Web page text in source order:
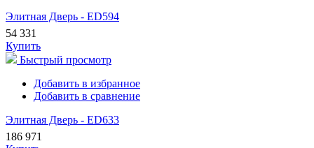
Элитная Дверь - ED594
54 331
Купить
Быстрый просмотр
Добавить в избранное
Добавить в сравнение
Элитная Дверь - ED633
186 971